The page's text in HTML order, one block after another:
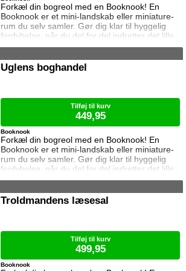
Forkæl din bogreol med en Booknook! En
Booknook er et mini-landskab eller miniature-
rum du selv samler. Gør dig klar til hyggelig
fordybelse, når du del for del indretter det lille
rum med de fineste detaljer. Med lukkede
og med det indbyggede lys, pynter den også i
mørke. Samlet størrelse: 18 cm høj, 16 cm
Uglens boghandel
Forkæl din bogreol med en Booknook! En
Booknook er et mini-landskab eller miniature-
rum du selv samler. Gør dig klar til hyggelig
fordybelse, når du del for del indretter det lille
rum med de fineste detaljer. Med lukkede
og med det indbyggede lys, pynter den også i
Booknook
Tilføj til kurv
449,95
Troldmandens læsesal
Booknook
Tilføj til kurv
499,95